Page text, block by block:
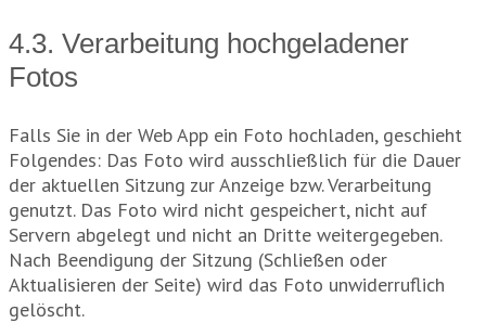
4.3. Verarbeitung hochgeladener
Fotos
Falls Sie in der Web App ein Foto hochladen, geschieht
Folgendes: Das Foto wird ausschließlich für die Dauer
der aktuellen Sitzung zur Anzeige bzw. Verarbeitung
genutzt. Das Foto wird nicht gespeichert, nicht auf
Servern abgelegt und nicht an Dritte weitergegeben.
Nach Beendigung der Sitzung (Schließen oder
Aktualisieren der Seite) wird das Foto unwiderruflich
gelöscht.